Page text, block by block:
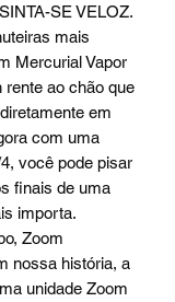
SE VELOZ.
mais
Mercurial Vapor
rente ao chão que
em
com uma
você pode pisar
finais de uma
importa.
Zoom
nossa história, a
unidade Zoom